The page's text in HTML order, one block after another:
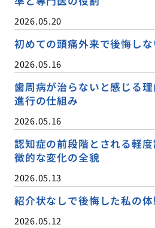
2026.05.20
初めての頭痛外来で後悔し
2026.05.16
歯周病が治らないと感じる
進行の仕組み
2026.05.16
認知症の前段階とされる軽
徴的な変化の全貌
2026.05.13
紹介状なしで後悔した私の
2026.05.12